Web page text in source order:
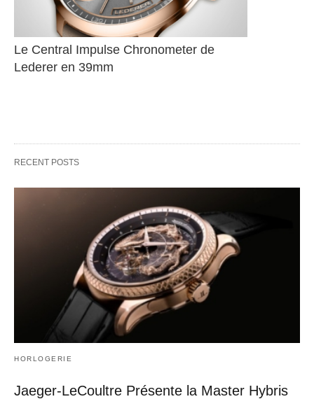
Le Central Impulse Chronometer de
Lederer en 39mm
RECENT POSTS
HORLOGERIE
Jaeger-LeCoultre Présente la Master Hybris